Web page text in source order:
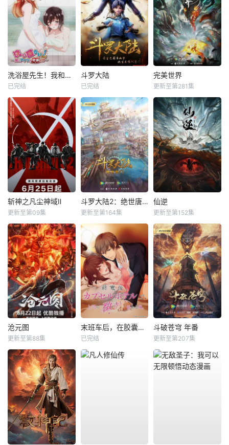
洗浴屋先生！我和那家伙在女浴池！？
已完结
斗罗大陆
已完结
完美世界
更新至第281集
斩神之凡尘神域Ⅱ
更新至第09集
斗罗大陆2：绝世唐门
更新至第164集
仙逆
更新至第152集
沧元图
更新至第88集
末班车后，在胶囊旅馆向上司传递微热的夜晚
已完结
斗破苍穹 年番
更新至第207集